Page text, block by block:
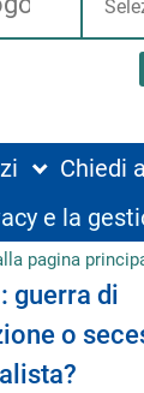
Chiedi
e la
pagina
guerra di
o